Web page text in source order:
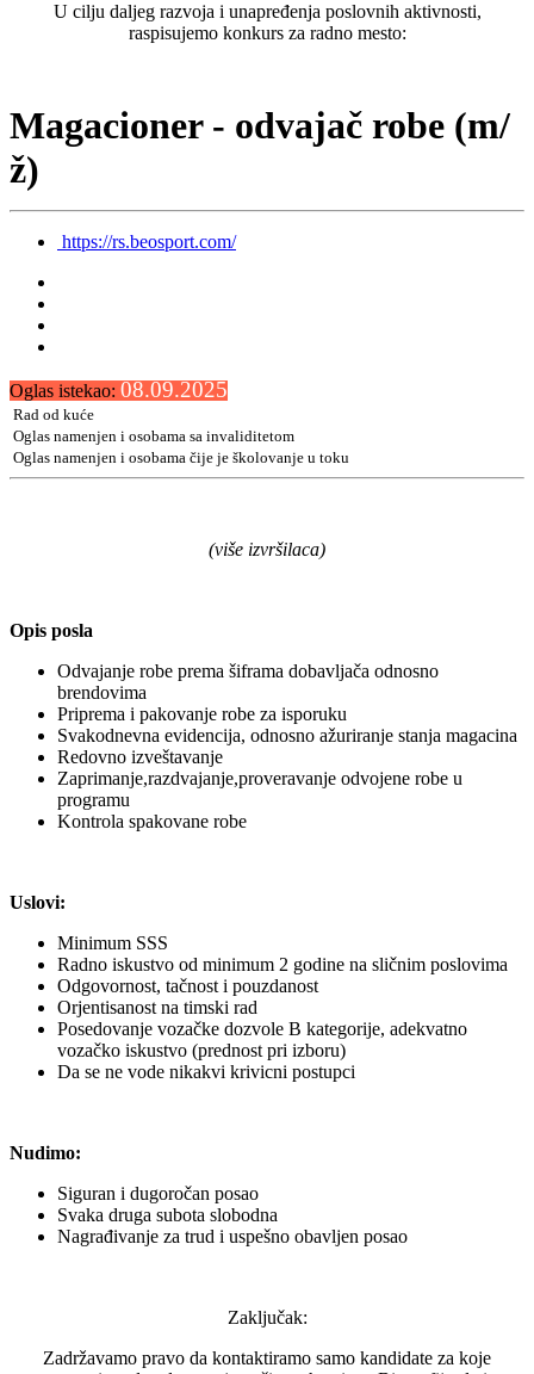
U cilju daljeg razvoja i unapređenja poslovnih aktivnosti,
raspisujemo konkurs za radno mesto:
Magacioner - odvajač robe (m/
ž)
https://rs.beosport.com/
Oglas istekao: 08.09.2025
Rad od kuće
Oglas namenjen i osobama sa invaliditetom
Oglas namenjen i osobama čije je školovanje u toku
(više izvršilaca)
Opis posla
Odvajanje robe prema šiframa dobavljača odnosno
brendovima
Priprema i pakovanje robe za isporuku
Svakodnevna evidencija, odnosno ažuriranje stanja magacina
Redovno izveštavanje
Zaprimanje,razdvajanje,proveravanje odvojene robe u
programu
Kontrola spakovane robe
Uslovi:
Minimum SSS
Radno iskustvo od minimum 2 godine na sličnim poslovima
Odgovornost, tačnost i pouzdanost
Orjentisanost na timski rad
Posedovanje vozačke dozvole B kategorije, adekvatno
vozačko iskustvo (prednost pri izboru)
Da se ne vode nikakvi krivicni postupci
Nudimo:
Siguran i dugoročan posao
Svaka druga subota slobodna
Nagrađivanje za trud i uspešno obavljen posao
Zaključak:
Zadržavamo pravo da kontaktiramo samo kandidate za koje